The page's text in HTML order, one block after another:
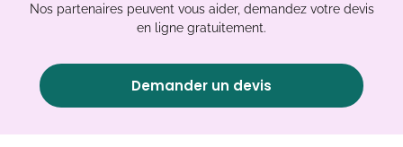
Nos partenaires peuvent vous aider, demandez votre devis
en ligne gratuitement.
Demander un devis